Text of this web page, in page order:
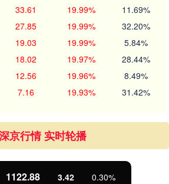
33.61 19.99% 11.69%
27.85 19.99% 32.20%
19.03 19.99% 5.84%
18.02 19.97% 28.44%
12.56 19.96% 8.49%
7.16 19.93% 31.42%
京行情 实时轮播
1122.88 3.42 0.30%